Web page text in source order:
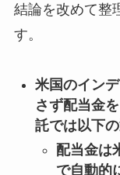
結論を改めて整
す。
米国のイン
さず配当金
託では以下
配当金は
で自動的